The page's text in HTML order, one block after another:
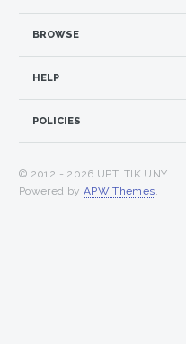
BROWSE
HELP
POLICIES
© 2012 - 2026 UPT. TIK UNY
Powered by APW Themes